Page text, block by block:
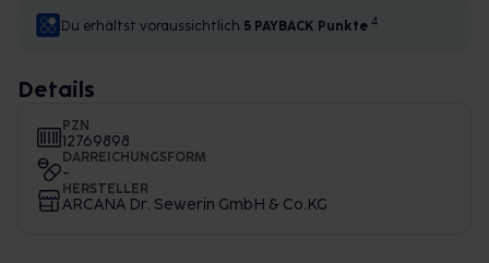
Du erhältst voraussichtlich 5 PAYBACK Punkte 4
Details
PZN
12769898
DARREICHUNGSFORM
-
HERSTELLER
ARCANA Dr. Sewerin GmbH & Co.KG